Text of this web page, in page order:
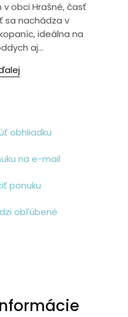
obci Hrašné, časť
sa nachádza v
ideálna na
aj...
obhliadku
na e-mail
ponuku
obľúbené